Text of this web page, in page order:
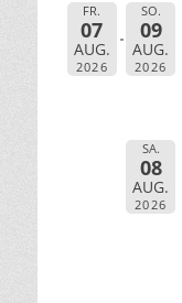
FR.
07
AUG.
2026
SO.
09
AUG.
2026
SA.
08
AUG.
2026